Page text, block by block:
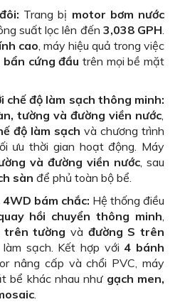
Trang bị motor bơm nước
suất lọc lên đến 3,038 GPH
cao , máy hiệu quả trong việc
cứng đầu trên mọi bề mặt
chế độ làm sạch thông minh:
tường và đường viền nước
độ làm sạch và chương trình
ưu thời gian hoạt động. Máy
và đường viền nước , sau
sàn để phủ toàn bộ bể.
bám chắc: Hệ thống điều
hồi chuyển thông minh
trên tường và đường S trên
làm sạch. Kết hợp với 4 bánh
nâng cấp và chổi PVC, máy
bể khác nhau như gạch men,